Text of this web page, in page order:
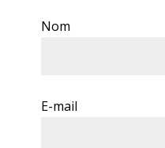
Nom
E-mail